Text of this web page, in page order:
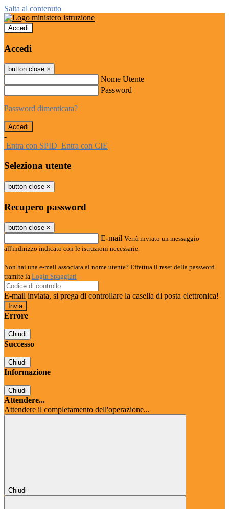
Salta al contenuto
Accedi
Accedi
button close ×
Nome Utente
Password
Password dimenticata?
-
Entra con SPID Entra con CIE
Seleziona utente
button close ×
Recupero password
button close ×
E-mail Verrà inviato un messaggio
all'indirizzo indicato con le istruzioni necessarie.
Non hai una e-mail associata al nome utente? Effettua il reset della password
tramite la Login Spaggiari
E-mail inviata, si prega di controllare la casella di posta elettronica!
Errore
Chiudi
Successo
Chiudi
Informazione
Chiudi
Attendere...
Attendere il completamento dell'operazione...
Chiudi